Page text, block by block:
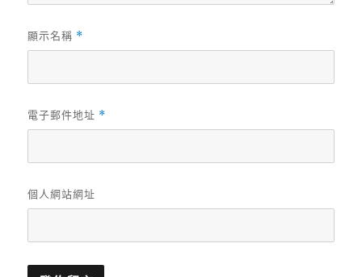
顯示名稱 *
電子郵件地址 *
個人網站網址